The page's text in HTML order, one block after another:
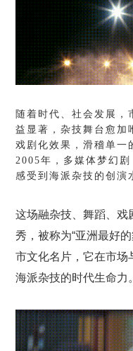
随着时代、社会发展，
益显著，杂技舞台愈加
戏剧化效果，滑稽单一
2005年，多媒体梦幻
感受到海派杂技的创演
这场融杂技、舞蹈、戏
秀，被称为“亚洲最好
市文化名片，它在市场
海派杂技的时代生命力。